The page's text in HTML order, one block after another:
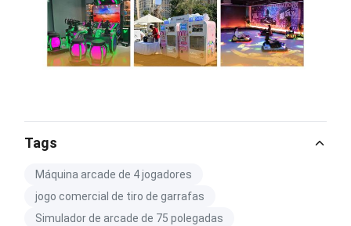
Tags
Máquina arcade de 4 jogadores
jogo comercial de tiro de garrafas
Simulador de arcade de 75 polegadas